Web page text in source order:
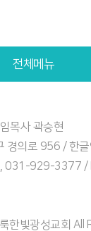
전체메뉴
목사 곽승현
경의로 956 / 한
031-929-3377 /
한빛광성교회 All